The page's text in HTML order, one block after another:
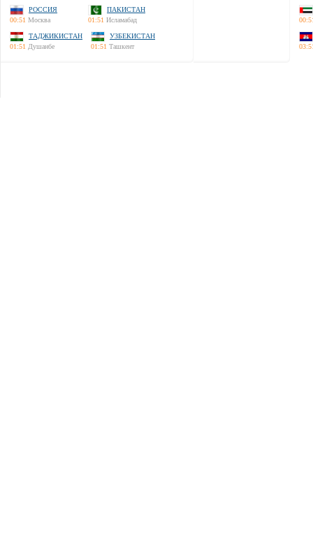
РОССИЯ
00:51 Москва
ПАКИСТАН
01:51 Исламабад
ТАДЖИКИСТАН
01:51 Душанбе
УЗБЕКИСТАН
01:51 Ташкент